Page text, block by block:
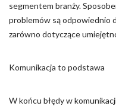
segmentem branży.
problemów są odpowiednio
zarówno dotyczące
Komunikacja to podstawa
W końcu błędy w